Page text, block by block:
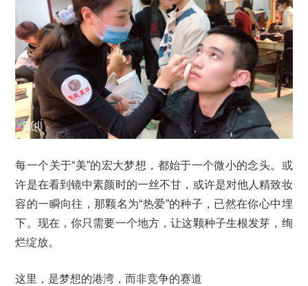
每一个关于“美”的宏大梦想，都始于一个微小的念头。或
许是在看到镜中素颜时的一丝不甘，或许是对他人精致妆
容的一瞬向往，那颗名为“热爱”的种子，已然在你心中埋
下。现在，你只需要一个地方，让这颗种子生根发芽，绚
烂绽放。
这里，是梦想的港湾，而非竞争的赛道